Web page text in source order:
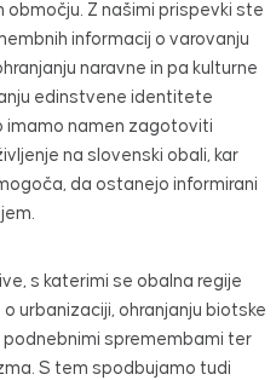
območju. Z našimi prispevki ste
informacij o varovanju
naravne in pa kulturne
edinstvene identitete
imamo namen zagotoviti
na slovenski obali, kar
da ostanejo informirani
s katerimi se obalna regije
urbanizaciji, ohranjanju biotske
spremembami ter
S tem spodbujamo tudi